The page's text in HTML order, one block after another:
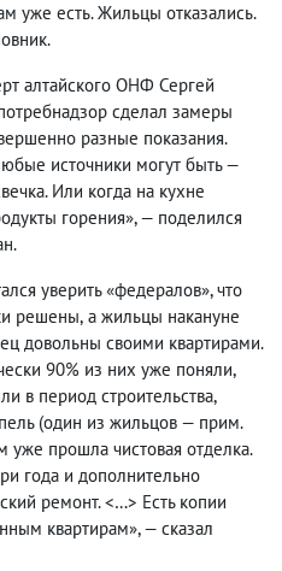
уже есть. Жильцы отказались.
алтайского ОНФ Сергей
сделал замеры
разные показания.
источники могут быть —
Или когда на кухне
горения», — поделился
уверить «федералов», что
решены, а жильцы накануне
довольны своими квартирами.
90% из них уже поняли,
в период строительства,
(один из жильцов — прим.
уже прошла чистовая отделка.
года и дополнительно
ремонт. <…> Есть копии
квартирам», — сказал